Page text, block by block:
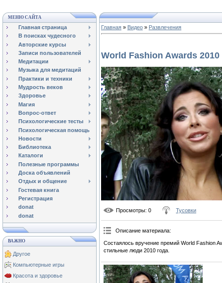
МЕНЮ САЙТА
Главная страница
В поисках чудесного
Авторские курсы
Записи пользователей
Медитации
Музыка для медитаций
Практики и техники
Мудрость веков
Здоровье
Магия
Вопрос-ответ
Психологические тесты
Психологическая помощь
Новости
Библиотека
Каталоги
Полезные программы
Доска объявлений
Отдых и общение
Гостевая книга
Регистрация
donat
donat
ВАЖНО
Другое
Компьютерные игры
Красота и здоровье
Главная » Видео » Развлечения
World Fashion Awards 2010
Просмотры: 0 Тусовки
Описание материала:
Состаялось вручение премий World Fashion
стильные люди 2010 года.